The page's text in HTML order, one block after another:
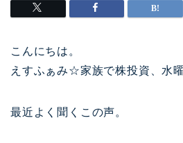
こんにちは。
えすふぁみ☆家族で株投資、水曜
最近よく聞くこの声。